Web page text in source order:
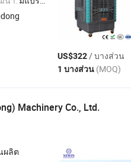
US$322/ บางส่วน
1 บางส่วน (MOQ)
Machinery Co., Ltd.
ผลิต